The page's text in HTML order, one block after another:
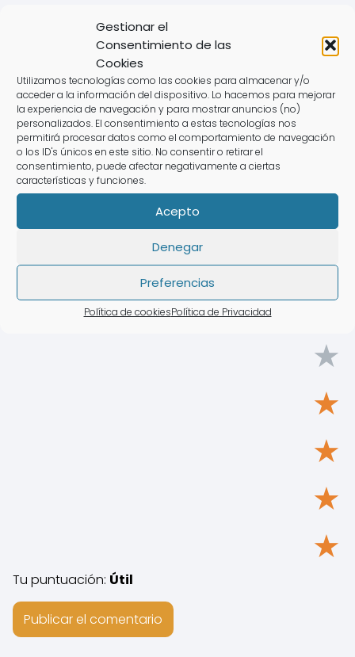
Gestionar el
Consentimiento de las
Cookies
Utilizamos tecnologías como las cookies para almacenar y/o
acceder a la información del dispositivo. Lo hacemos para mejorar
la experiencia de navegación y para mostrar anuncios (no)
personalizados. El consentimiento a estas tecnologías nos
permitirá procesar datos como el comportamiento de navegación
o los ID's únicos en este sitio. No consentir o retirar el
consentimiento, puede afectar negativamente a ciertas
características y funciones.
Acepto
Denegar
Preferencias
Política de cookiesPolítica de Privacidad
Deja una respuesta
★
★
★
★
★
Tu puntuación: Útil